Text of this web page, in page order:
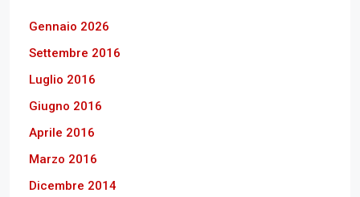
Gennaio 2026
Settembre 2016
Luglio 2016
Giugno 2016
Aprile 2016
Marzo 2016
Dicembre 2014